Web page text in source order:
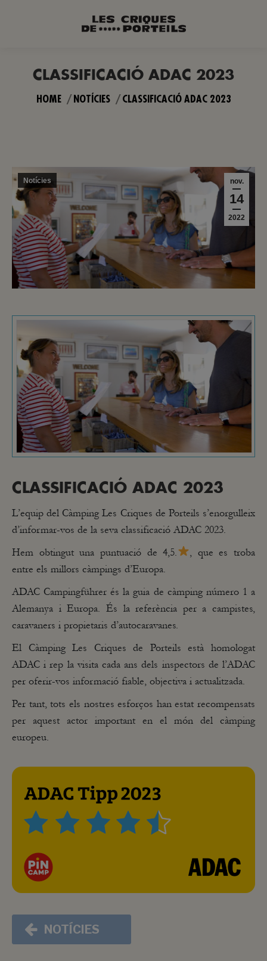
CLASSIFICACIÓ ADAC 2023
You are here:
HOME NOTÍCIES CLASSIFICACIÓ ADAC 2023
nov.
14
2022
Notícies
CLASSIFICACIÓ ADAC 2023
L’equip del Càmping Les Criques de Porteils s’enorgulleix
d’informar-vos de la seva classificació ADAC 2023.
Hem obtingut una puntuació de 4,5.
, que es troba
entre els millors càmpings d’Europa.
ADAC Campingführer és la guia de càmping número 1 a
Alemanya i Europa. És la referència per a campistes,
caravaners i propietaris d’autocaravanes.
El Càmping Les Criques de Porteils està homologat
ADAC i rep la visita cada ans dels inspectors de l’ADAC
per oferir-vos informació fiable, objectiva i actualitzada.
Per tant, tots els nostres esforços han estat recompensats
per aquest actor important en el món del càmping
europeu.
NOTÍCIES